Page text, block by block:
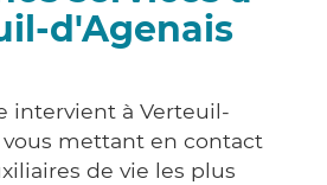
d'Agenais
intervient à Verteuil-
mettant en contact
de vie les plus